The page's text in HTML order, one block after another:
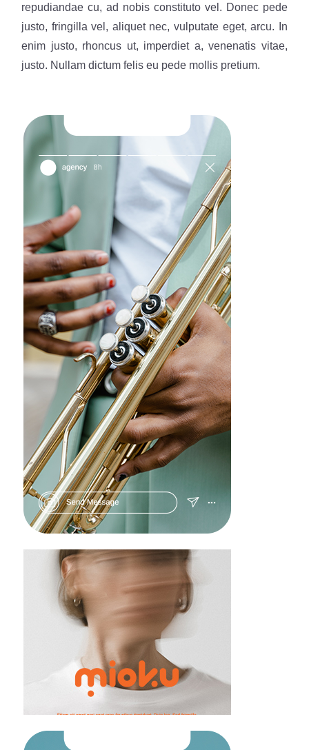
repudiandae cu, ad nobis constituto vel. Donec pede
justo, fringilla vel, aliquet nec, vulputate eget, arcu. In
enim justo, rhoncus ut, imperdiet a, venenatis vitae,
justo. Nullam dictum felis eu pede mollis pretium.